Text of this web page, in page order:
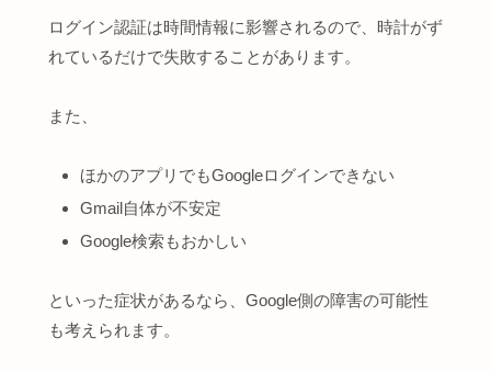
ログイン認証は時間情報に影響されるので、時計がず
れているだけで失敗することがあります。
また、
ほかのアプリでもGoogleログインできない
Gmail自体が不安定
Google検索もおかしい
といった症状があるなら、Google側の障害の可能性
も考えられます。